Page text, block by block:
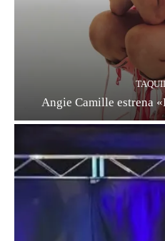
Angie Camille estrena